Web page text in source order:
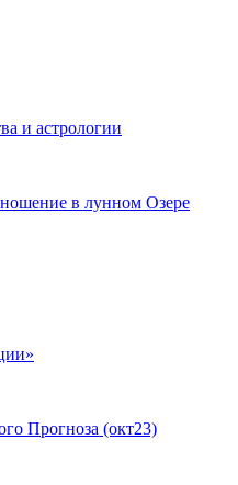
и астрологии
в лунном Озере
Прогноза (окт23)